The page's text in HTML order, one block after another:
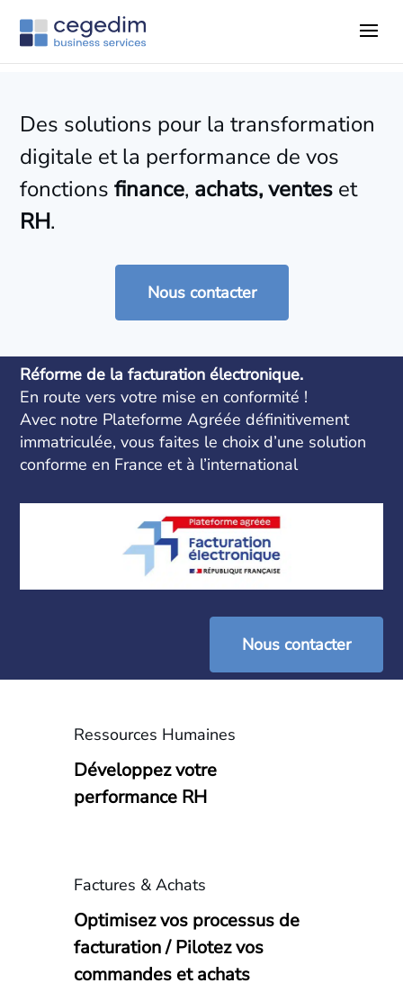
Des solutions pour la transformation
digitale et la performance de vos
fonctionsfinance, achats, ventes et
RH.
Nous contacter
Réforme de la facturation électronique.
En route vers votre mise en conformité !
Avec notre Plateforme Agréée définitivement
immatriculée, vous faites le choix d’une solution
conforme en France et à l’international
Nous contacter
Ressources Humaines
Développez votre
performance RH
Factures & Achats
Optimisez vos processus de
facturation / Pilotez vos
commandes et achats